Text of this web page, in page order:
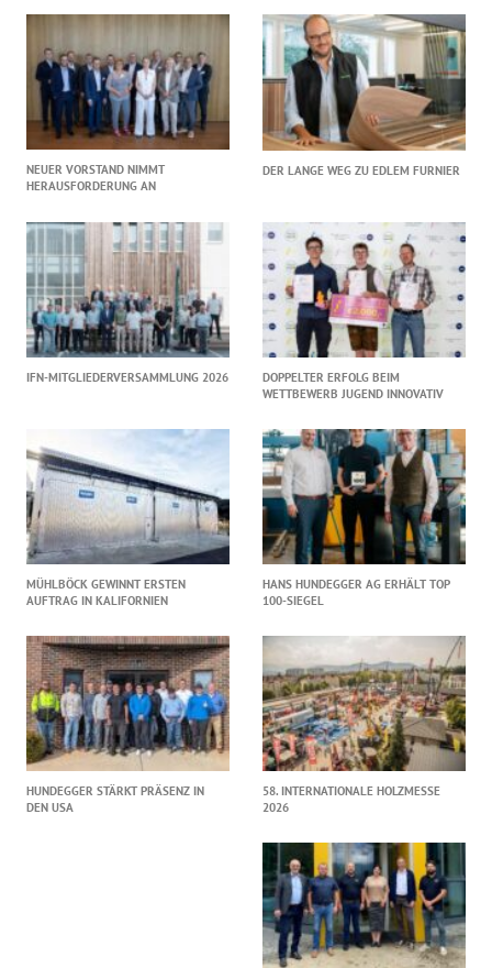
NEUER VORSTAND NIMMT
HERAUSFORDERUNG AN
DER LANGE WEG ZU EDLEM FURNIER
IFN-MITGLIEDERVERSAMMLUNG 2026
DOPPELTER ERFOLG BEIM
WETTBEWERB JUGEND INNOVATIV
MÜHLBÖCK GEWINNT ERSTEN
AUFTRAG IN KALIFORNIEN
HANS HUNDEGGER AG ERHÄLT TOP
100-SIEGEL
HUNDEGGER STÄRKT PRÄSENZ IN
DEN USA
58. INTERNATIONALE HOLZMESSE
2026